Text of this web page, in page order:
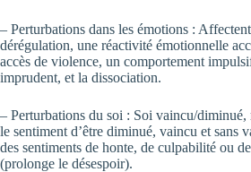
– Perturbations dans les émotions :
dérégulation, une réactivité émotionnelle
accès de violence, un comportement
imprudent, et la dissociation.
– Perturbations du soi : Soi vaincu/diminué,
le sentiment d’être diminué, vaincu et sans
des sentiments de honte, de culpabilité ou
(prolonge le désespoir).